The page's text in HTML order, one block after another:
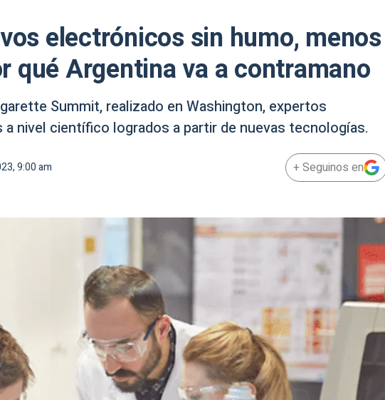
electrónicos sin humo, menos
qué Argentina va a contramano
Summit, realizado en Washington, expertos
nivel científico logrados a partir de nuevas tecnologías.
9:00 am + Seguinos en